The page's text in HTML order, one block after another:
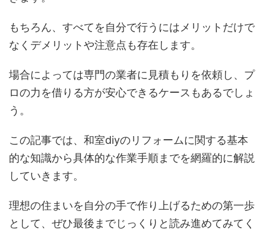
もちろん、すべてを自分で行うにはメリットだけで
なくデメリットや注意点も存在します。
場合によっては専門の業者に見積もりを依頼し、プ
ロの力を借りる方が安心できるケースもあるでしょ
う。
この記事では、和室diyのリフォームに関する基本
的な知識から具体的な作業手順までを網羅的に解説
していきます。
理想の住まいを自分の手で作り上げるための第一歩
として、ぜひ最後までじっくりと読み進めてみてく